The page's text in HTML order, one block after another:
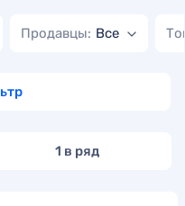
Продавцы: Все
1 в ряд